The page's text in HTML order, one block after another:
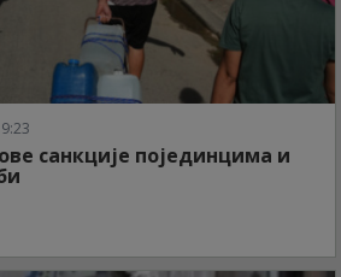
санкције појединцима и